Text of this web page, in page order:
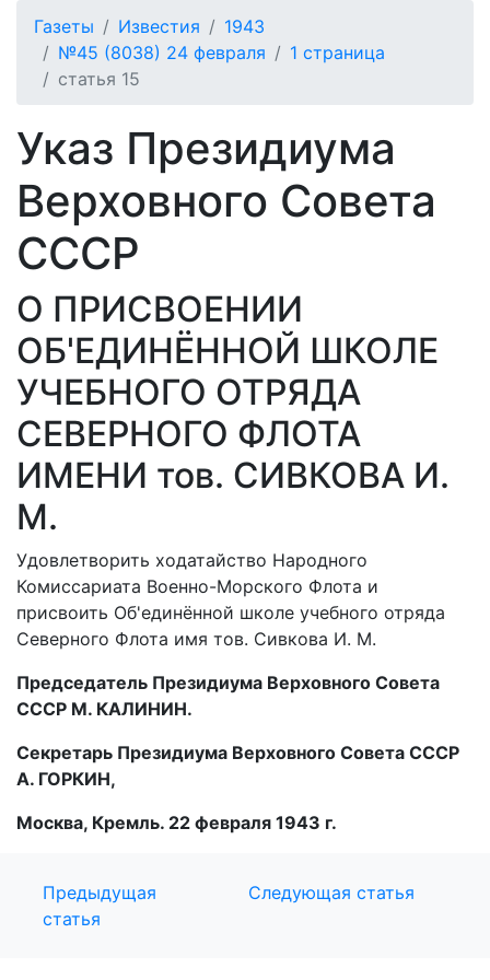
Газеты Известия
1943
№45 (8038) 24 февраля
1 страница
статья 15
Указ Президиума
Верховного Совета
СССР
О ПРИСВОЕНИИ
ОБ'ЕДИНЁННОЙ ШКОЛЕ
УЧЕБНОГО ОТРЯДА
СЕВЕРНОГО ФЛОТА
ИМЕНИ тов. СИВКОВА И.
М.
Удовлетворить ходатайство Народного
Комиссариата Военно-Морского Флота и
присвоить Об'единённой школе учебного отряда
Северного Флота имя тов. Сивкова И. М.
Председатель Президиума Верховного Совета
СССР М. КАЛИНИН.
Секретарь Президиума Верховного Совета СССР
А. ГОРКИН,
Москва, Кремль. 22 февраля 1943 г.
Предыдущая
статья
Следующая статья